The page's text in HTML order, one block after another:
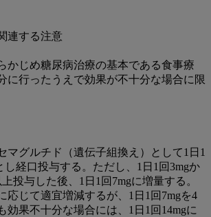
連する注意
かじめ糖尿病治療の基本である食事療
に行ったうえで効果が不十分な場合に限
マグルチド（遺伝子組換え）として1日1
し経口投与する。ただし、1日1回3mgか
投与した後、1日1回7mgに増量する。
応じて適宜増減するが、1日1回7mgを4
効果不十分な場合には、1日1回14mgに